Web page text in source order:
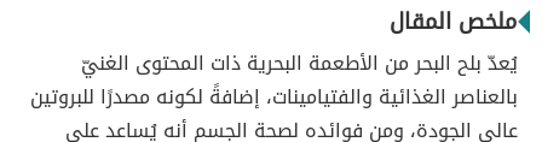
ملخص المقال
يُعدّ بلح البحر من الأطعمة البحرية ذات المحتوى الغنيّ
بالعناصر الغذائية والفتيامينات، إضافةً لكونه مصدرًا للبروتين
عالي الجودة، ومن فوائده لصحة الجسم أنه يُساعد على